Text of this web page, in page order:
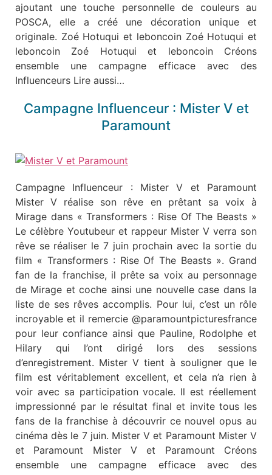
ajoutant une touche personnelle de couleurs au
POSCA, elle a créé une décoration unique et
originale. Zoé Hotuqui et leboncoin Zoé Hotuqui et
leboncoin Zoé Hotuqui et leboncoin Créons
ensemble une campagne efficace avec des
Influenceurs Lire aussi…
Campagne Influenceur : Mister V et
Paramount
Campagne Influenceur : Mister V et Paramount
Mister V réalise son rêve en prêtant sa voix à
Mirage dans « Transformers : Rise Of The Beasts »
Le célèbre Youtubeur et rappeur Mister V verra son
rêve se réaliser le 7 juin prochain avec la sortie du
film « Transformers : Rise Of The Beasts ». Grand
fan de la franchise, il prête sa voix au personnage
de Mirage et coche ainsi une nouvelle case dans la
liste de ses rêves accomplis. Pour lui, c’est un rôle
incroyable et il remercie @paramountpicturesfrance
pour leur confiance ainsi que Pauline, Rodolphe et
Hilary qui l’ont dirigé lors des sessions
d’enregistrement. Mister V tient à souligner que le
film est véritablement excellent, et cela n’a rien à
voir avec sa participation vocale. Il est réellement
impressionné par le résultat final et invite tous les
fans de la franchise à découvrir ce nouvel opus au
cinéma dès le 7 juin. Mister V et Paramount Mister V
et Paramount Mister V et Paramount Créons
ensemble une campagne efficace avec des